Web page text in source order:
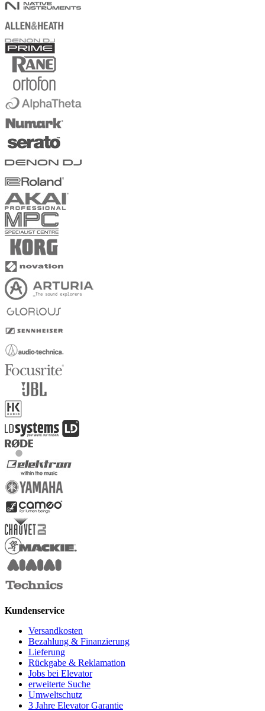
Kundenservice
Versandkosten
Bezahlung & Finanzierung
Lieferung
Rückgabe & Reklamation
Jobs bei Elevator
erweiterte Suche
Umweltschutz
3 Jahre Elevator Garantie